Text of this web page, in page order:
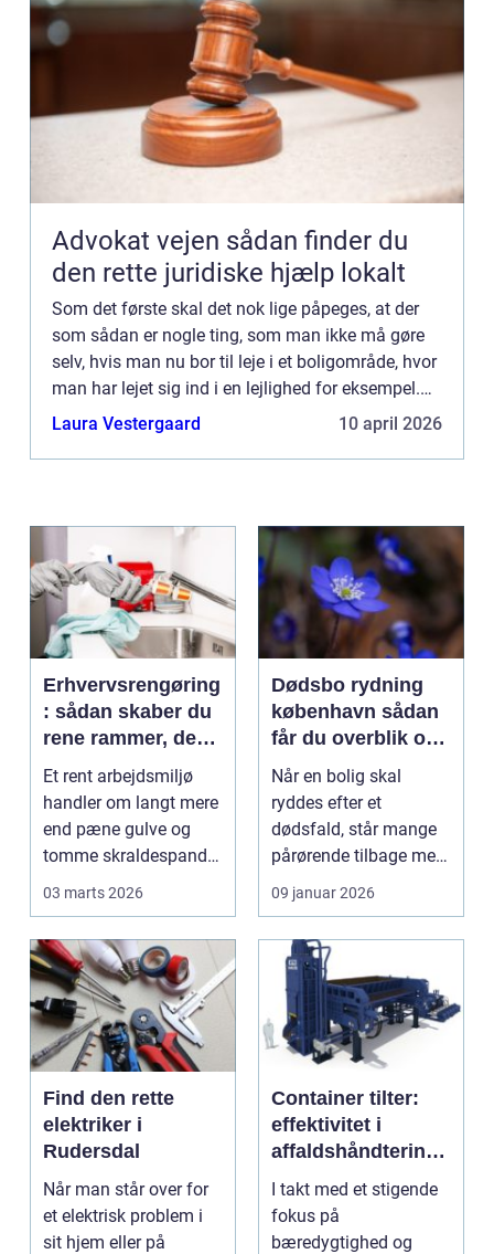
Advokat vejen sådan finder du
den rette juridiske hjælp lokalt
Som det første skal det nok lige påpeges, at der
som sådan er nogle ting, som man ikke må gøre
selv, hvis man nu bor til leje i et boligområde, hvor
man har lejet sig ind i en lejlighed for eksempel.
Den slags kan du nok læse dig til i
Laura Vestergaard 10 april 2026
Erhvervsrengøring
: sådan skaber du
rene rammer, der
kan mærkes på
bundlinjen
Et rent arbejdsmiljø
handler om langt mere
end pæne gulve og
tomme skraldespande.
Reng&...
03 marts 2026
Dødsbo rydning
københavn sådan
får du overblik og
professionel hjælp
Når en bolig skal
ryddes efter et
dødsfald, står mange
pårørende tilbage med
en stor praktisk
opgave...
09 januar 2026
Find den rette
elektriker i
Rudersdal
Når man står over for
et elektrisk problem i
sit hjem eller på
Container tilter:
effektivitet i
affaldshåndtering
og
ressourcegenanve
ndelse
I takt med et stigende
fokus på
bæredygtighed og